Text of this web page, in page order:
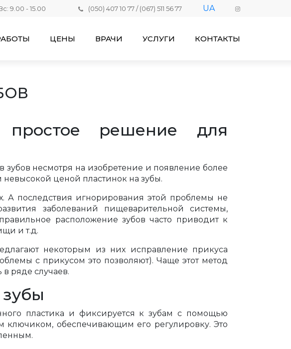
9.00 - 15.00 (050) 407 10 77/(067) 511 56 77 UA
ЦЕНЫ ВРАЧИ УСЛУГИ КОНТАКТЫ
решение для
несмотря на изобретение и появление более
ценой пластинок на зубы.
А последствия игнорирования этой проблемы не
заболеваний пищеварительной системы,
расположение зубов часто приводит к
и т.д.
некоторым из них исправление прикуса
с прикусом это позволяют). Чаще этот метод
ряде случаев.
пластика и фиксируется к зубам с помощью
ключиком, обеспечивающим его регулировку. Это